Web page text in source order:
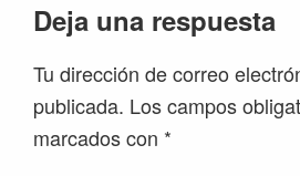
Deja una respuesta
Tu dirección de correo
publicada. Los campos
marcados con *